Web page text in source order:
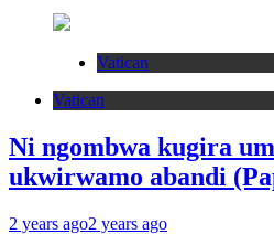
Vatican
Vatican
Ni ngombwa kugira
ukwirwamo abandi
2 years ago2 years ago